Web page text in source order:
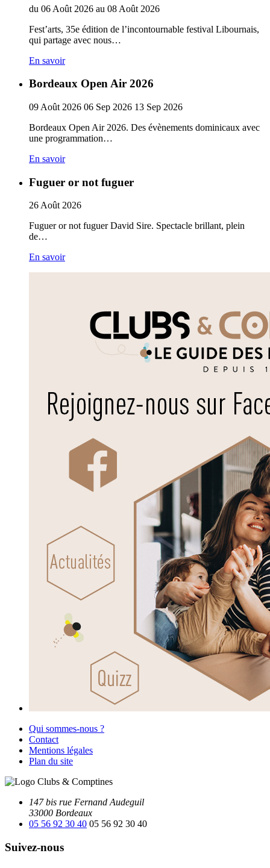
du 06 Août 2026 au 08 Août 2026
Fest’arts, 35e édition de l’incontournable festival Libournais,
qui partage avec nous…
En savoir
Bordeaux Open Air 2026
09 Août 2026 06 Sep 2026 13 Sep 2026
Bordeaux Open Air 2026. Des évènements dominicaux avec
une programmation…
En savoir
Fuguer or not fuguer
26Août 2026
Fuguer or not fuguer David Sire. Spectacle brillant, plein
de…
En savoir
Qui sommes-nous ?
Contact
Mentions légales
Plan du site
147 bis rue Fernand Audeguil
33000 Bordeaux
05 56 92 30 40 05 56 92 30 40
Suivez-nous